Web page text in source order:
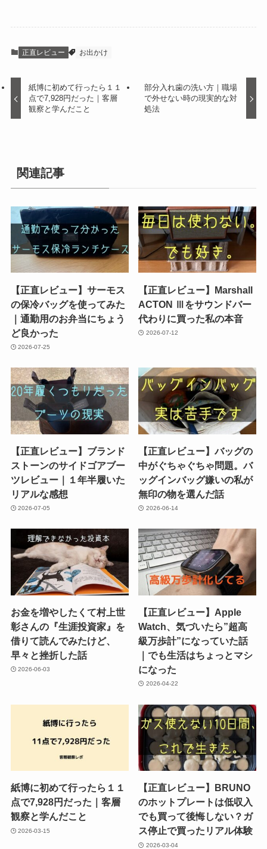
正直レビュー お出かけ
紙博に初めて行ったら１１
点で7,928円だった｜客層
観察と学んだこと
部分入れ歯の洗い方｜職場
で外せない時の現実的な対
処法
関連記事
【正直レビュー】サーモス
の保冷バッグを使ってみた
｜通勤用のお弁当にちょう
ど良かった
2026-07-25
【正直レビュー】Marshall
ACTON Ⅲをサウンドバー
代わりに買った私の本音
2026-07-12
【正直レビュー】ブランド
ストーンのサイドゴアブー
ツレビュー｜１年半履いた
リアルな感想
2026-07-05
【正直レビュー】バッグの
中がぐちゃぐちゃ問題。バ
ッグインバッグ嫌いの私が
無印の物を選んだ話
2026-06-14
お金を増やしたくて村上世
彰さんの『生涯投資家』を
借りて読んでみたけど、
早々と挫折した話
2026-06-03
【正直レビュー】Apple
Watch、気づいたら”超高
級万歩計”になっていた話
｜でも生活はちょっとマシ
になった
2026-04-22
紙博に初めて行ったら１１
点で7,928円だった｜客層
観察と学んだこと
2026-03-15
【正直レビュー】BRUNO
のホットプレートは低収入
でも買って後悔しない？ガ
ス停止で買ったリアル体験
2026-03-04